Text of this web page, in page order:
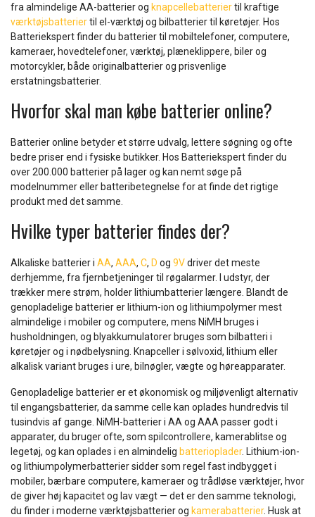
fra almindelige AA-batterier og knapcellebatteriertil kraftige
værktøjsbatteriertil el-værktøj og bilbatterier til køretøjer. Hos
Batteriekspert finder du batterier til mobiltelefoner, computere,
kameraer, hovedtelefoner, værktøj, plæneklippere, biler og
motorcykler, både originalbatterier og prisvenlige
erstatningsbatterier.
Hvorfor skal man købe batterier online?
Batterier online betyder et større udvalg, lettere søgning og ofte
bedre priser end i fysiske butikker. Hos Batteriekspert finder du
over 200.000 batterier på lager og kan nemt søge på
modelnummer eller batteribetegnelse for at finde det rigtige
produkt med det samme.
Hvilke typer batterier findes der?
Alkaliske batterier i AA, AAA, C, D og 9Vdriver det meste
derhjemme, fra fjernbetjeninger til røgalarmer. I udstyr, der
trækker mere strøm, holder lithiumbatterier længere. Blandt de
genopladelige batterier er lithium-ion og lithiumpolymer mest
almindelige i mobiler og computere, mens NiMH bruges i
husholdningen, og blyakkumulatorer bruges som bilbatteri i
køretøjer og i nødbelysning. Knapceller i sølvoxid, lithium eller
alkalisk variant bruges i ure, bilnøgler, vægte og høreapparater.
Genopladelige batterier er et økonomisk og miljøvenligt alternativ
til engangsbatterier, da samme celle kan oplades hundredvis til
tusindvis af gange. NiMH-batterier i AA og AAA passer godt i
apparater, du bruger ofte, som spilcontrollere, kamerablitse og
legetøj, og kan oplades i en almindelig batterioplader. Lithium-ion-
og lithiumpolymerbatterier sidder som regel fast indbygget i
mobiler, bærbare computere, kameraer og trådløse værktøjer, hvor
de giver høj kapacitet og lav vægt — det er den samme teknologi,
du finder i moderne værktøjsbatterier og kamerabatterier. Husk at